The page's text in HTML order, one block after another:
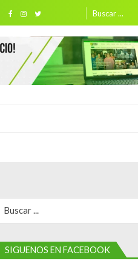
for:
for:
SIGUENOS EN FACEBOOK